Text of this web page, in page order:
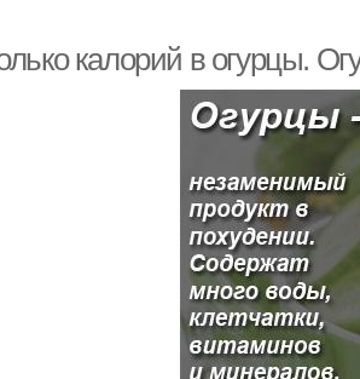
калорий в огурцы.